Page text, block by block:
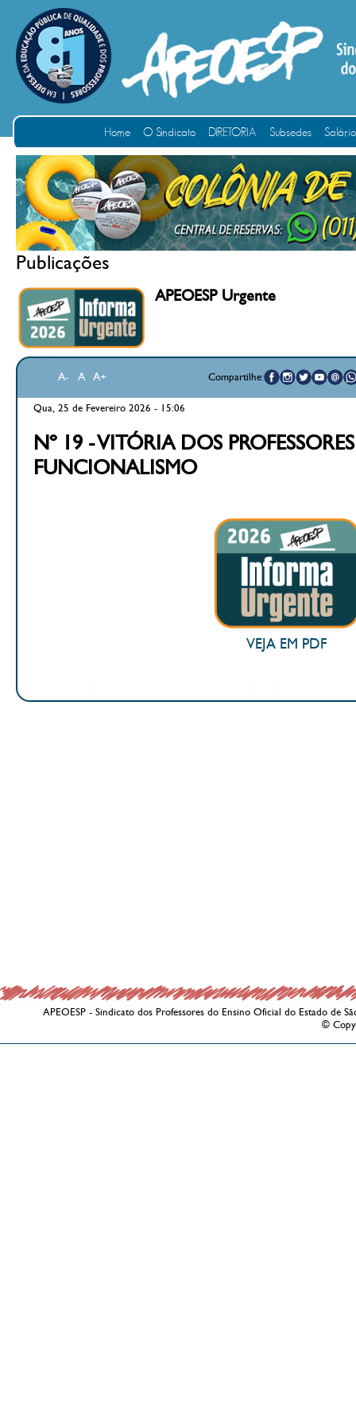
Home O Sindicato DIRETORIA Subsedes
Publicações
APEOESP Urgente
A- A A+ Compartilhe:
Qua, 25 de Fevereiro 2026 - 15:06
Nº 19 - VITÓRIA DOS
FUNCIONALISMO
VEJA EM PDF
APEOESP - Sindicato dos Professores do Ensino Oficial do Estado de
©